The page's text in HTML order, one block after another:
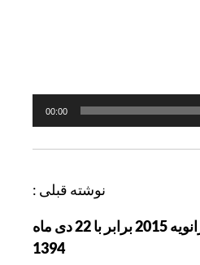
00:00
نوشته قبلی :
برنامه روز دوشنبه 12 ژانویه 2015 برابر با 22 دی ماه
1394